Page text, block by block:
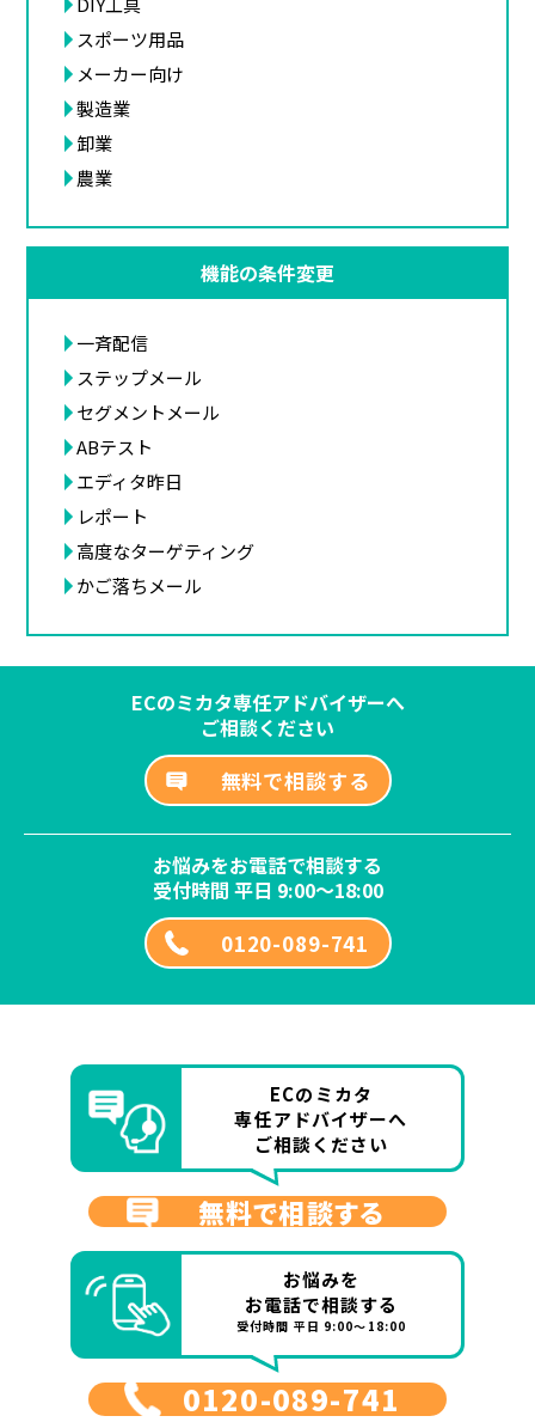
スポーツ用品
メーカー向け
製造業
卸業
農業
機能の条件変更
一斉配信
ステップメール
セグメントメール
ABテスト
エディタ昨日
レポート
高度なターゲティング
かご落ちメール
ECのミカタ専任アドバイザーへ
ご相談ください
無料で相談する
お悩みをお電話で相談する
受付時間 平日 9:00～18:00
0120-089-741
ECのミカタ
専任アドバイザーへ
ご相談ください
無料で相談する
お悩みを
お電話で相談する
受付時間 平日 9:00～18:00
0120-089-741